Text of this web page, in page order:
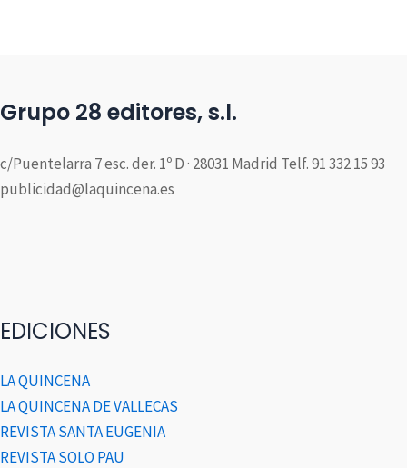
Grupo 28 editores, s.l.
c/Puentelarra 7 esc. der. 1º D · 28031 Madrid Telf. 91 332 15 93
publicidad@laquincena.es
EDICIONES
LA QUINCENA
LA QUINCENA DE VALLECAS
REVISTA SANTA EUGENIA
REVISTA SOLO PAU